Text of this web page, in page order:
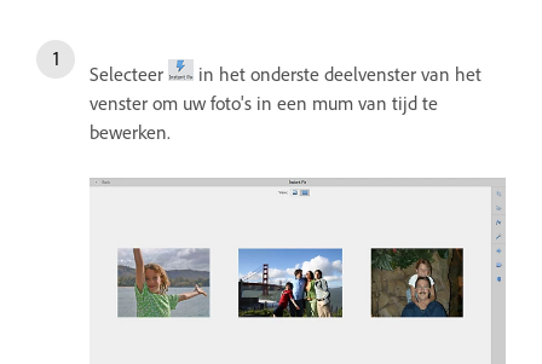
Selecteer
in het onderste deelvenster van het
venster om uw foto's in een mum van tijd te
bewerken.